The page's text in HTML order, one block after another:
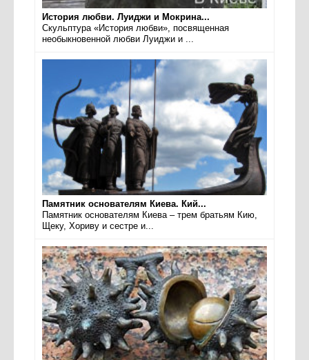
История любви. Луиджи и Мокрина...
Скульптура «История любви», посвященная
необыкновенной любви Луиджи и ...
Памятник основателям Киева. Кий...
Памятник основателям Киева – трем братьям Кию,
Щеку, Хориву и сестре и...